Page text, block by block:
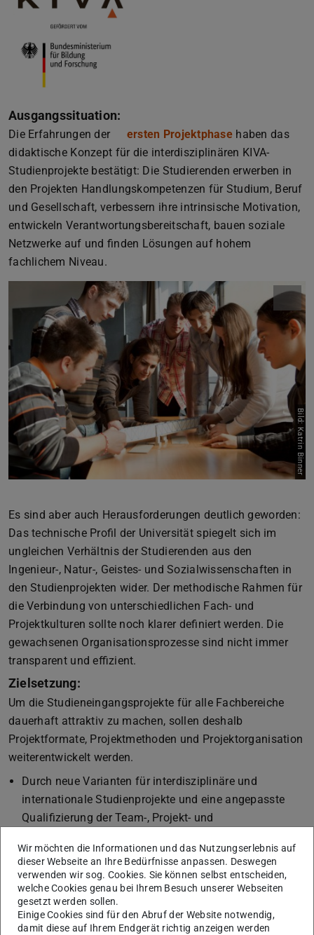
Ausgangssituation:
Die Erfahrungen der ersten Projektphase haben das
didaktische Konzept für die interdisziplinären KIVA-
Studienprojekte bestätigt: Die Studierenden erwerben in
den Projekten Handlungskompetenzen für Studium, Beruf
und Gesellschaft, verbessern ihre intrinsische Motivation,
entwickeln Verantwortungsbereitschaft, bauen soziale
Netzwerke auf und finden Lösungen auf hohem
fachlichem Niveau.
Bild: Katrin Binner
Es sind aber auch Herausforderungen deutlich geworden:
Das technische Profil der Universität spiegelt sich im
ungleichen Verhältnis der Studierenden aus den
Ingenieur-, Natur-, Geistes- und Sozialwissenschaften in
den Studienprojekten wider. Der methodische Rahmen für
die Verbindung von unterschiedlichen Fach- und
Projektkulturen sollte noch klarer definiert werden. Die
gewachsenen Organisationsprozesse sind nicht immer
transparent und effizient.
Zielsetzung:
Um die Studieneingangsprojekte für alle Fachbereiche
dauerhaft attraktiv zu machen, sollen deshalb
Projektformate, Projektmethoden und Projektorganisation
weiterentwickelt werden.
Durch neue Varianten für interdisziplinäre und
internationale Studienprojekte und eine angepasste
Qualifizierung der Team-, Projekt- und
der Fachbereiche und der wachsenden Internationalität
der Studierenden Rechnung getragen werden.
Der didaktische Rahmen für die Themenfindung,
Aufgabenentwicklung und Problemlösung in
interdisziplinären Studienprojekten soll durch eine
Wir möchten die Informationen und das Nutzungserlebnis auf
dieser Webseite an Ihre Bedürfnisse anpassen. Deswegen
verwenden wir sog. Cookies. Sie können selbst entscheiden,
welche Cookies genau bei Ihrem Besuch unserer Webseiten
gesetzt werden sollen.
Einige Cookies sind für den Abruf der Website notwendig,
damit diese auf Ihrem Endgerät richtig anzeigen werden